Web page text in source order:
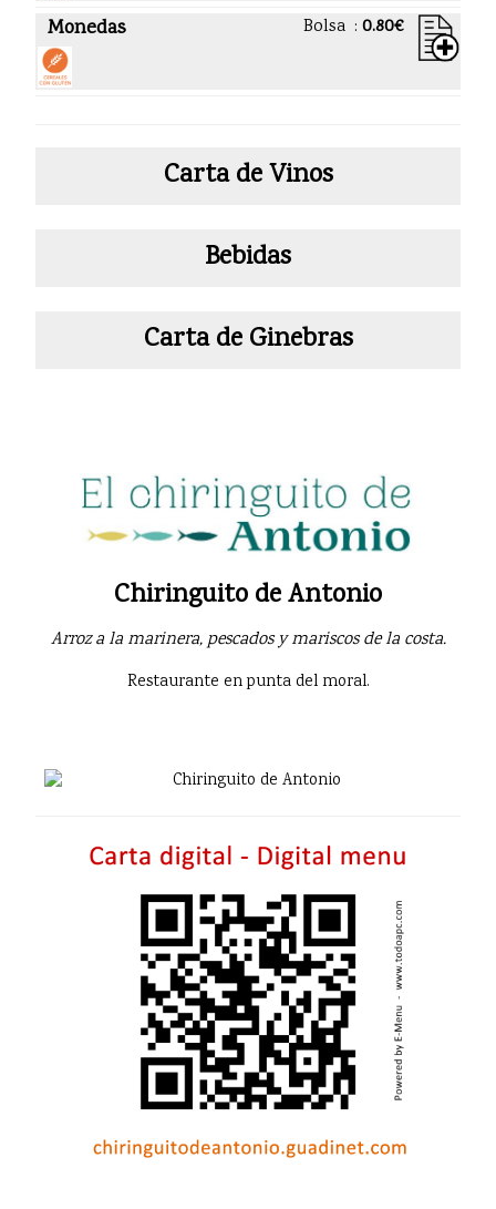
Monedas Bolsa : 0.80€
Carta de Vinos
Bebidas
Carta de Ginebras
Chiringuito de Antonio
Arroz a la marinera, pescados y mariscos de la costa.
Restaurante en punta del moral.